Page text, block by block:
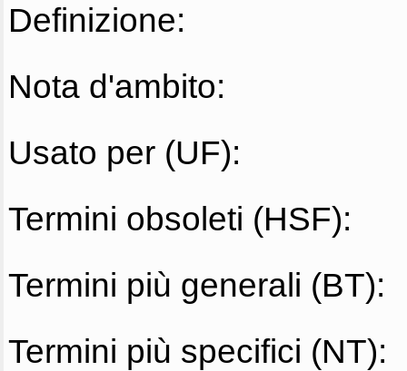
Definizione:
Nota d'ambito:
Usato per (UF):
Termini obsoleti (HSF):
Termini più generali (BT):
Termini più specifici (NT):